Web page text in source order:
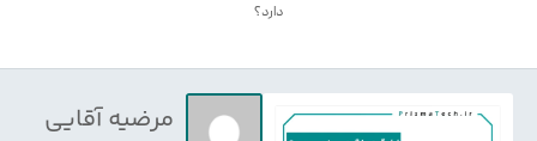
دارد؟
مرضیه آقایی